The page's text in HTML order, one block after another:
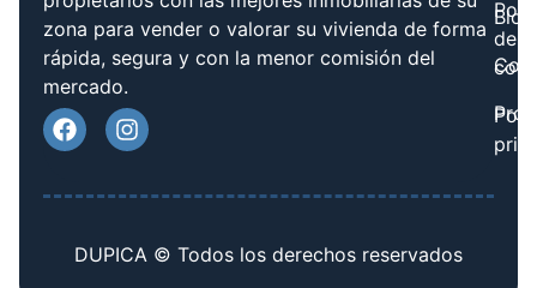
zona para vender o valorar su vivienda de forma
rápida, segura y con la menor comisión del
mercado.
Blog
de
DUPICA © Todos los derechos reservados